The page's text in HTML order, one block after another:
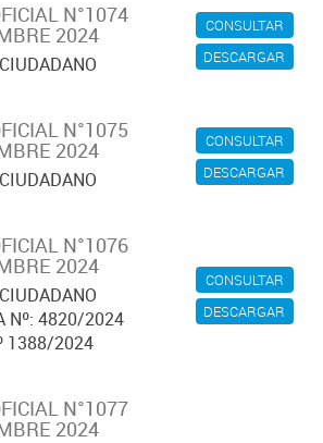
CONSULTAR
DESCARGAR
N°1074
2024
CONSULTAR
DESCARGAR
N°1075
2024
CONSULTAR
DESCARGAR
N°1076
2024
Nº: 4820/2024
1388/2024
N°1077
2024